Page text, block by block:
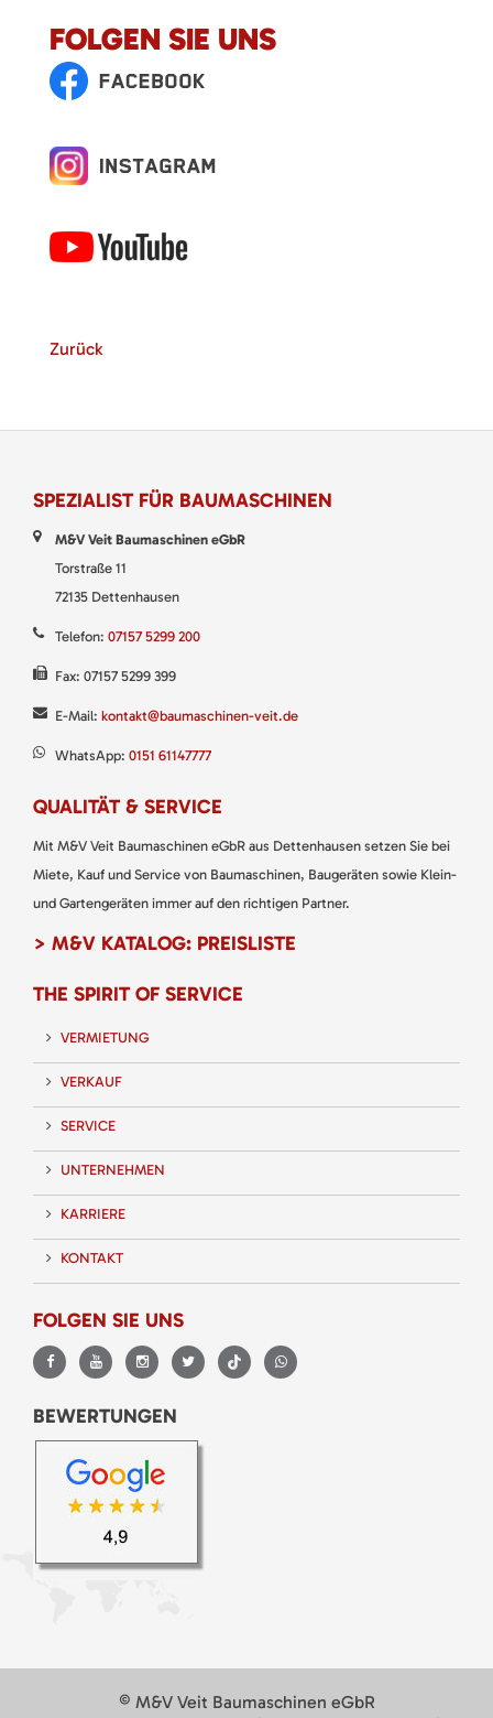
FOLGEN SIE UNS
Zurück
SPEZIALIST FÜR BAUMASCHINEN
M&V Veit Baumaschinen eGbR
Torstraße 11
72135 Dettenhausen
Telefon: 07157 5299 200
Fax: 07157 5299 399
E-Mail: kontakt@baumaschinen-veit.de
WhatsApp: 0151 61147777
QUALITÄT & SERVICE
Mit M&V Veit Baumaschinen eGbR aus Dettenhausen setzen Sie bei
Miete, Kauf und Service von Baumaschinen, Baugeräten sowie Klein-
und Gartengeräten immer auf den richtigen Partner.
> M&V KATALOG: PREISLISTE
THE SPIRIT OF SERVICE
VERMIETUNG
VERKAUF
SERVICE
UNTERNEHMEN
KARRIERE
KONTAKT
FOLGEN SIE UNS
BEWERTUNGEN
© M&V Veit Baumaschinen eGbR